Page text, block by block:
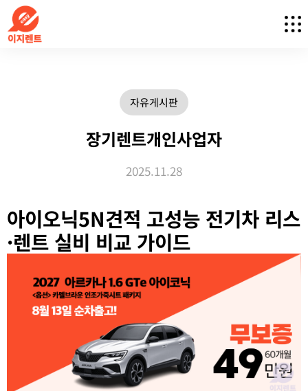
자유게시판
장기렌트개인사업자
2025.11.28
아이오닉5N견적 고성능 전기차 리스
·렌트 실비 비교 가이드